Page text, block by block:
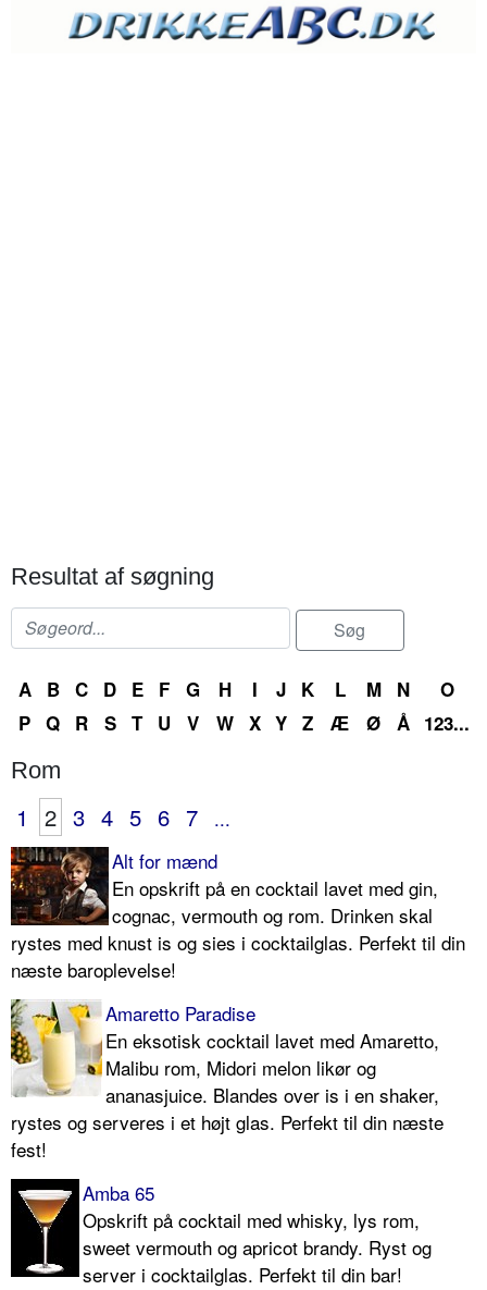
Resultat af søgning
A B C D E F G H I J K L M N
O
P Q R S T U V W X Y Z Æ Ø Å 123...
Rom
1 2 3 4 5 6 7
...
Alt for mænd
En opskrift på en cocktail lavet med gin,
cognac, vermouth og rom. Drinken skal
rystes med knust is og sies i cocktailglas. Perfekt til din
næste baroplevelse!
Amaretto Paradise
En eksotisk cocktail lavet med Amaretto,
Malibu rom, Midori melon likør og
ananasjuice. Blandes over is i en shaker,
rystes og serveres i et højt glas. Perfekt til din næste
fest!
Amba 65
Opskrift på cocktail med whisky, lys rom,
sweet vermouth og apricot brandy. Ryst og
server i cocktailglas. Perfekt til din bar!